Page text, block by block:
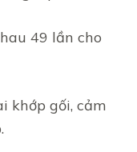
49 lần cho
khớp gối, cảm